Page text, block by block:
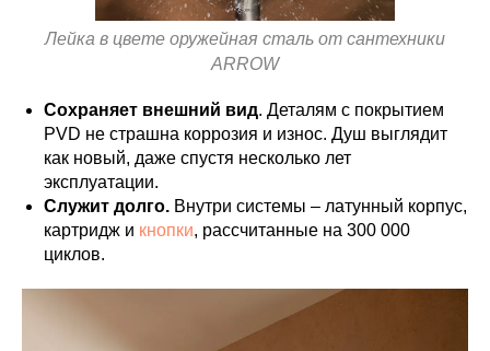
Лейка в цвете оружейная сталь от сантехники
ARROW
Сохраняет внешний вид. Деталям с покрытием
PVD не страшна коррозия и износ. Душ выглядит
как новый, даже спустя несколько лет
эксплуатации.
Служит долго. Внутри системы – латунный корпус,
картридж и кнопки, рассчитанные на 300 000
циклов.